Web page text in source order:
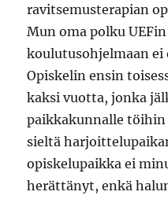
ravitsemusterapian
Mun oma polku
koulutusohjelmaan ei
Opiskelin ensin
kaksi vuotta, jonka
paikkakunnalle
sieltä
opiskelupaikka ei
herättänyt, enkä